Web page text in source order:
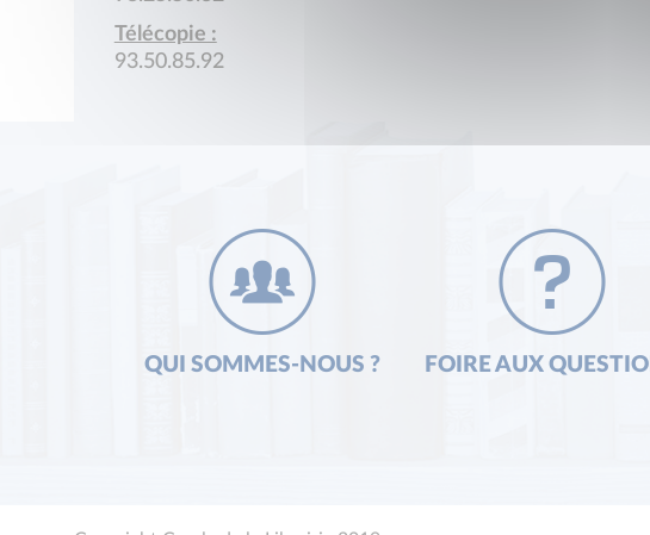
Télécopie :
93.50.85.92
QUI SOMMES-NOUS ? FOIRE AUX